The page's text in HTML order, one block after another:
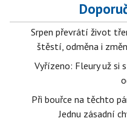
Srpen převrátí život
štěstí, odměna i
Vyřízeno: Fleury už si
Při bouřce na těchto
Jednu zásadní